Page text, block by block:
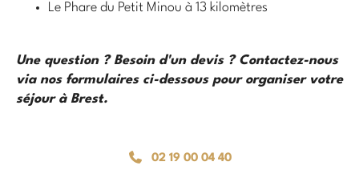
Le Phare du Petit Minou à 13 kilomètres
Une question ? Besoin d'un devis ? Contactez-nous
via nos formulaires ci-dessous pour organiser votre
séjour à Brest.
02 19 00 04 40